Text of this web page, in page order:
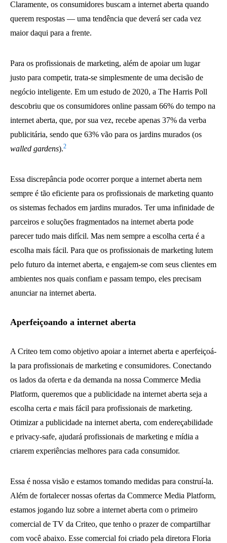
Claramente, os consumidores buscam a internet aberta quando
querem respostas — uma tendência que deverá ser cada vez
maior daqui para a frente.
Para os profissionais de marketing, além de apoiar um lugar
justo para competir, trata-se simplesmente de uma decisão de
negócio inteligente. Em um estudo de 2020, a The Harris Poll
descobriu que os consumidores online passam 66% do tempo na
internet aberta, que, por sua vez, recebe apenas 37% da verba
publicitária, sendo que 63% vão para os jardins murados (os
walled gardens).2
Essa discrepância pode ocorrer porque a internet aberta nem
sempre é tão eficiente para os profissionais de marketing quanto
os sistemas fechados em jardins murados. Ter uma infinidade de
parceiros e soluções fragmentados na internet aberta pode
parecer tudo mais difícil. Mas nem sempre a escolha certa é a
escolha mais fácil. Para que os profissionais de marketing lutem
pelo futuro da internet aberta, e engajem-se com seus clientes em
ambientes nos quais confiam e passam tempo, eles precisam
anunciar na internet aberta.
Aperfeiçoando a internet aberta
A Criteo tem como objetivo apoiar a internet aberta e aperfeiçoá-
la para profissionais de marketing e consumidores. Conectando
os lados da oferta e da demanda na nossa Commerce Media
Platform, queremos que a publicidade na internet aberta seja a
escolha certa e mais fácil para profissionais de marketing.
Otimizar a publicidade na internet aberta, com endereçabilidade
e privacy-safe, ajudará profissionais de marketing e mídia a
criarem experiências melhores para cada consumidor.
Essa é nossa visão e estamos tomando medidas para construí-la.
Além de fortalecer nossas ofertas da Commerce Media Platform,
estamos jogando luz sobre a internet aberta com o primeiro
comercial de TV da Criteo, que tenho o prazer de compartilhar
com você abaixo. Esse comercial foi criado pela diretora Floria